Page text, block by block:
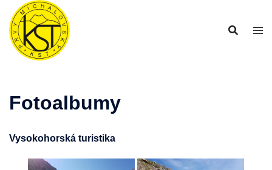
Preskočiť
obsah
Fotoalbumy
Vysokohorská turistika